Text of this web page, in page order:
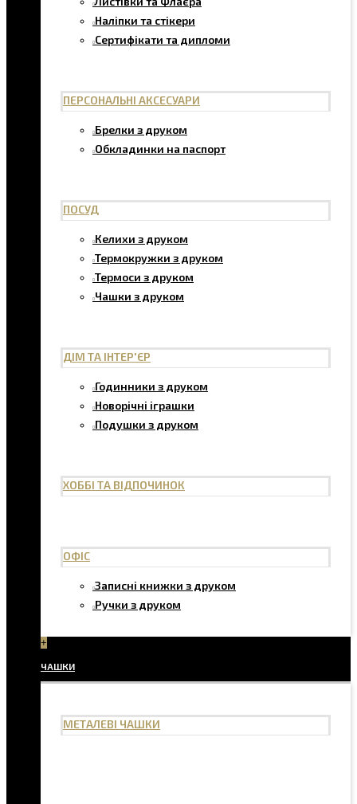
Наліпки та стікери
Сертифікати та дипломи
ПЕРСОНАЛЬНІ АКСЕСУАРИ
Брелки з друком
Обкладинки на паспорт
ПОСУД
Келихи з друком
Термокружки з друком
Термоси з друком
Чашки з друком
ДІМ ТА ІНТЕР'ЄР
Годинники з друком
Новорічні іграшки
Подушки з друком
ХОББІ ТА ВІДПОЧИНОК
ОФІС
Записні книжки з друком
Ручки з друком
+
ЧАШКИ
МЕТАЛЕВІ ЧАШКИ